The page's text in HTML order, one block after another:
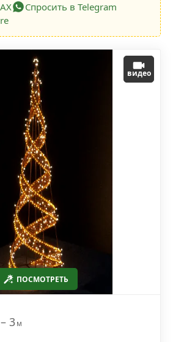
Спросить в Telegram
ПОСМОТРЕТЬ
видео
3м